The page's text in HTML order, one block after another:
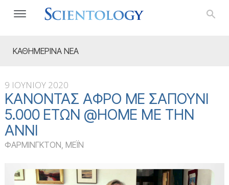
ΚΑΘΗΜΕΡΙΝΑ ΝΕΑ
9 ΙΟΥΝΙΟΥ 2020
ΚΆΝΟΝΤΑΣ ΑΦΡΌ ΜΕ ΣΑΠΟΎΝΙ
5.000 ΕΤΏΝ @HOME ΜΕ ΤΗΝ
ΆΝΝΙ
ΦΑΡΜΙΝΓΚΤΟΝ, ΜΕΪΝ